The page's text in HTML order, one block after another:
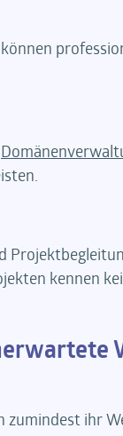
können
kennen
ihr